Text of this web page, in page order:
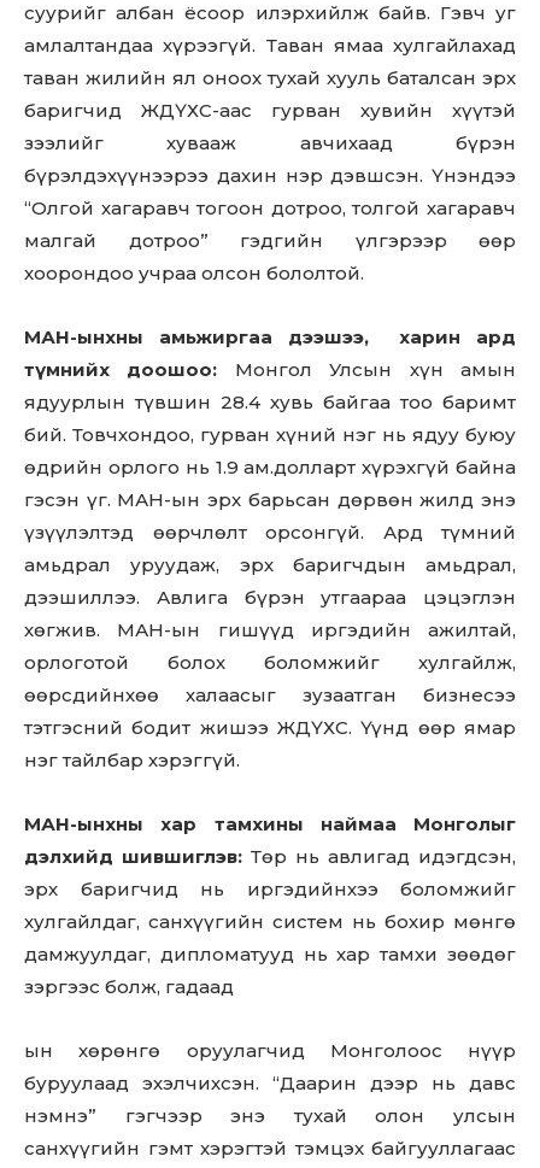
Don't miss
out!
Sing up for our newsletter
to stay in the loop.
суурийг албан ёсоор илэрхийлж байв. Гэвч уг
амлалтандаа хүрээгүй. Таван ямаа хулгайлахад
таван жилийн ял оноох тухай хууль баталсан эрх
баригчид ЖДҮХС-аас гурван хувийн хүүтэй
зээлийг хувааж авчихаад бүрэн
бүрэлдэхүүнээрээ дахин нэр дэвшсэн. Үнэндээ
“Олгой хагаравч тогоон дотроо, толгой хагаравч
малгай дотроо” гэдгийн үлгэрээр өөр
хоорондоо учраа олсон бололтой.
МАН-ынхны амьжиргаа дээшээ, харин ард
түмнийх доошоо: Монгол Улсын хүн амын
ядуурлын түвшин 28.4 хувь байгаа тоо баримт
бий. Товчхондоо, гурван хүний нэг нь ядуу буюу
өдрийн орлого нь 1.9 ам.долларт хүрэхгүй байна
гэсэн үг. МАН-ын эрх барьсан дөрвөн жилд энэ
үзүүлэлтэд өөрчлөлт орсонгүй. Ард түмний
амьдрал уруудаж, эрх баригчдын амьдрал,
дээшиллээ. Авлига бүрэн утгаараа цэцэглэн
хөгжив. МАН-ын гишүүд иргэдийн ажилтай,
орлоготой болох боломжийг хулгайлж,
өөрсдийнхөө халаасыг зузаатган бизнесээ
тэтгэсний бодит жишээ ЖДҮХС. Үүнд өөр ямар
нэг тайлбар хэрэггүй.
МАН-ынхны хар тамхины наймаа Монголыг
дэлхийд шившиглэв: Төр нь авлигад идэгдсэн,
эрх баригчид нь иргэдийнхээ боломжийг
хулгайлдаг, санхүүгийн систем нь бохир мөнгө
дамжуулдаг, дипломатууд нь хар тамхи зөөдөг
зэргээс болж, гадаад
ын хөрөнгө оруулагчид Монголоос нүүр
буруулаад эхэлчихсэн. “Даарин дээр нь давс
нэмнэ” гэгчээр энэ тухай олон улсын
санхүүгийн гэмт хэрэгтэй тэмцэх байгууллагаас